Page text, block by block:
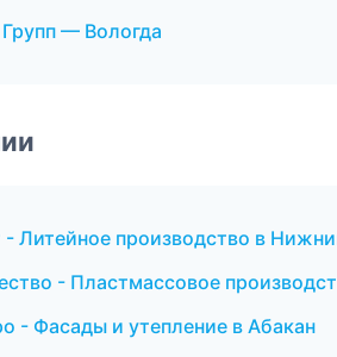
— Вологда
- Литейное производство в
- Пластмассовое
- Фасады и утепление в Абакан